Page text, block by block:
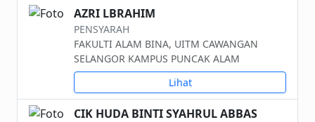
AZRI LBRAHIM
PENSYARAH
FAKULTI ALAM BINA, UITM CAWANGAN
SELANGOR KAMPUS PUNCAK ALAM
Lihat
CIK HUDA BINTI SYAHRUL ABBAS